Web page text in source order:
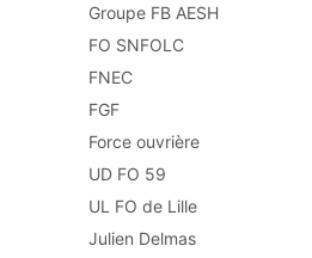
Groupe FB AESH
FO SNFOLC
FNEC
FGF
Force ouvrière
UD FO 59
UL FO de Lille
Julien Delmas